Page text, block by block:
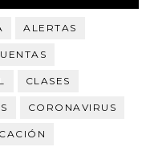
ALERTAS
CLASES
CORONAVIRUS